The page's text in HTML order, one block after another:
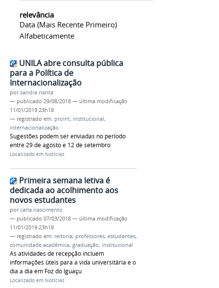
relevância
Data (mais Recente Primeiro)
Alfabeticamente
UNILA abre consulta pública
para a Política de
Internacionalização
porsandra.narita
— publicado 29/08/2018 — última modificação
11/01/2019 23h18
— registrado em: proint, institucional,
internacionalização
Sugestões podem ser enviadas no período
entre 29 de agosto e 12 de setembro
Localizado em Notícias
Primeira semana letiva é
dedicada ao acolhimento aos
novos estudantes
porcarla.nascimento
— publicado 07/03/2018 — última modificação
11/01/2019 23h18
— registrado em: reitoria, professores, estudantes,
comunidade acadêmica, graduação, institucional
As atividades de recepção incluem
informações úteis para a vida universitária e o
dia a dia em Foz do Iguaçu
Localizado em Notícias